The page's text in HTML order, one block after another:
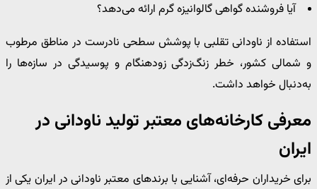
آیا فروشنده گواهی گالوانیزه گرم ارائه می‌دهد؟
استفاده از ناودانی تقلبی با پوشش سطحی نادرست در مناطق مرطوب
و شمالی کشور، خطر زنگ‌زدگی زودهنگام و پوسیدگی در سازه‌ها را
به‌دنبال خواهد داشت.
معرفی کارخانه‌های معتبر تولید ناودانی در
ایران
برای خریداران حرفه‌ای، آشنایی با برندهای معتبر ناودانی در ایران یکی از